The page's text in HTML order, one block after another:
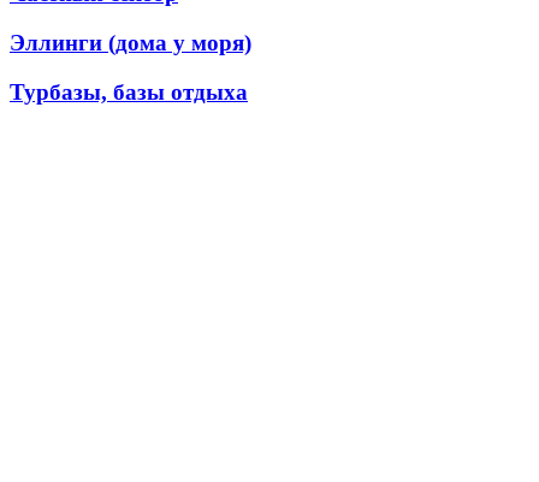
Эллинги (дома у моря)
Турбазы, базы отдыха